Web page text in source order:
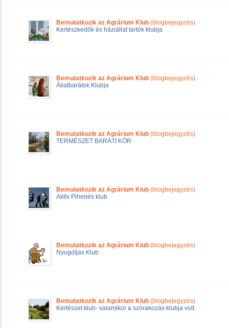
Bemutatkozik az Agrárium Klub (blogbejegyzés)
Kertészkedők és háziállat tartók klubja
Bemutatkozik az Agrárium Klub (blogbejegyzés)
Állatbarátok Klubja
Bemutatkozik az Agrárium Klub (blogbejegyzés)
TERMÉSZET BARÁTI KÖR
Bemutatkozik az Agrárium Klub (blogbejegyzés)
Aktív Pihenés klub
Bemutatkozik az Agrárium Klub (blogbejegyzés)
Nyugdíjas Klub
Bemutatkozik az Agrárium Klub (blogbejegyzés)
Kertészet klub- valamikor a szórakozás klubja volt.